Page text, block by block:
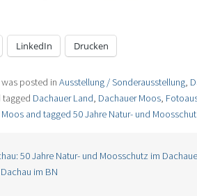
LinkedIn Drucken
posted in Ausstellung / Sonderausstellung,
tagged Dachauer Land, Dachauer Moos,
and tagged 50 Jahre Natur- und
50 Jahre Natur- und Moosschutz im
im BN